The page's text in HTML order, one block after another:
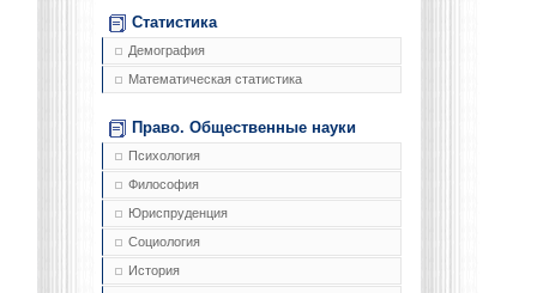
Статистика
Демография
Математическая статистика
Право. Общественные науки
Психология
Философия
Юриспруденция
Социология
История